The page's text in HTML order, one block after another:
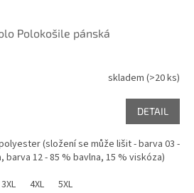
Polokošile pánská
skladem (>20 ks)
DETAIL
(složení se může lišit - barva 03 -
barva 12 - 85 % bavlna, 15 % viskóza)
3XL 4XL 5XL